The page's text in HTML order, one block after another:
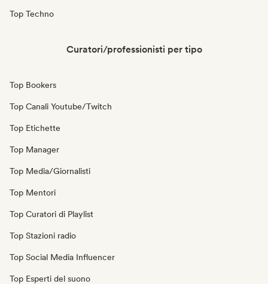
Top Techno
Curatori/professionisti per tipo
Top Bookers
Top Canali Youtube/Twitch
Top Etichette
Top Manager
Top Media/Giornalisti
Top Mentori
Top Curatori di Playlist
Top Stazioni radio
Top Social Media Influencer
Top Esperti del suono